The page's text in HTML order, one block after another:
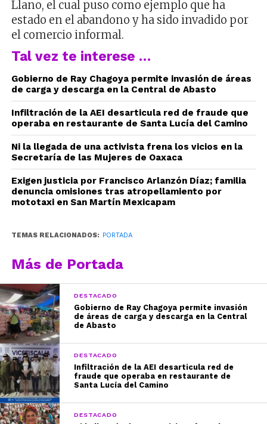
Llano, el cual puso como ejemplo que ha
estado en el abandono y ha sido invadido por
el comercio informal.
Tal vez te interese …
Gobierno de Ray Chagoya permite invasión de áreas
de carga y descarga en la Central de Abasto
Infiltración de la AEI desarticula red de fraude que
operaba en restaurante de Santa Lucía del Camino
Ni la llegada de una activista frena los vicios en la
Secretaría de las Mujeres de Oaxaca
Exigen justicia por Francisco Arlanzón Díaz; familia
denuncia omisiones tras atropellamiento por
mototaxi en San Martín Mexicapam
TEMAS RELACIONADOS: PORTADA
Más de Portada
DESTACADO
Gobierno de Ray Chagoya permite invasión
de áreas de carga y descarga en la Central
de Abasto
DESTACADO
Infiltración de la AEI desarticula red de
fraude que operaba en restaurante de
Santa Lucía del Camino
DESTACADO